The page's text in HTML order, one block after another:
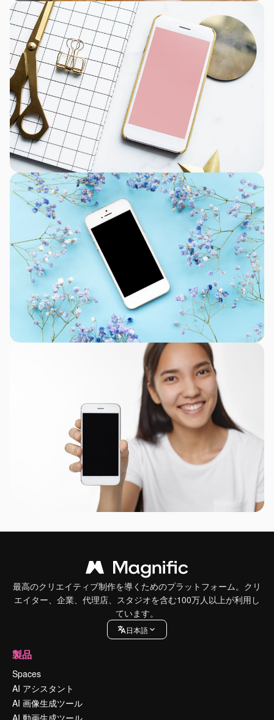
最高のクリエイティブ制作を導くためのプラットフォーム。クリ
エイター、企業、代理店、スタジオを含む100万人以上が利用し
ています。
日本語
製品
Spaces
AI アシスタント
AI 画像生成ツール